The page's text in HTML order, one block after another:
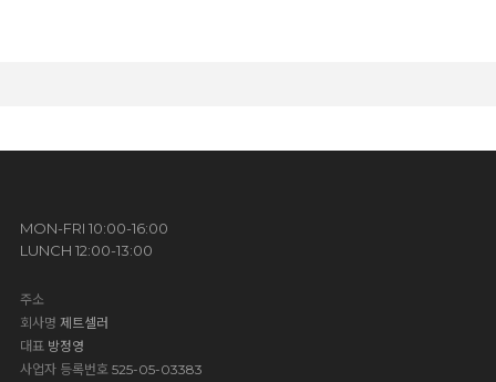
MON-FRI 10:00-16:00
LUNCH 12:00-13:00
주소
회사명 제트셀러
대표방정영
사업자 등록번호 525-05-03383